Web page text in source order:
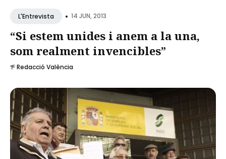
L'Entrevista • 14 JUN, 2013
“Si estem unides i anem a la una,
som realment invencibles”
Redacció València